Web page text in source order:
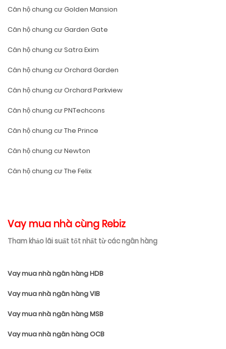
Căn hộ chung cư Golden Mansion
Căn hộ chung cư Garden Gate
Căn hộ chung cư Satra Exim
Căn hộ chung cư Orchard Garden
Căn hộ chung cư Orchard Parkview
Căn hộ chung cư PNTechcons
Căn hộ chung cư The Prince
Căn hộ chung cư Newton
Căn hộ chung cư The Felix
Vay mua nhà cùng Rebiz
Tham khảo lãi suất tốt nhất từ các ngân hàng
Vay mua nhà ngân hàng HDB
Vay mua nhà ngân hàng VIB
Vay mua nhà ngân hàng MSB
Vay mua nhà ngân hàng OCB